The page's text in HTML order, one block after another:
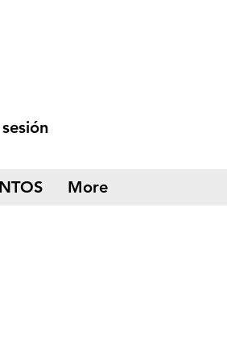
More